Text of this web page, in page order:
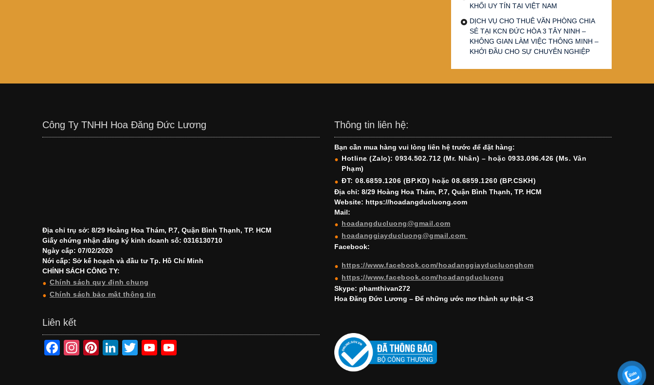
KHỐI UY TÍN TẠI VIỆT NAM
DỊCH VỤ CHO THUÊ VĂN PHÒNG CHIA
SẺ TẠI KCN ĐỨC HÒA 3 TÂY NINH –
KHÔNG GIAN LÀM VIỆC THÔNG MINH –
KHỞI ĐẦU CHO SỰ CHUYÊN NGHIỆP
Công Ty TNHH Hoa Đăng Đức Lương
Địa chỉ trụ sở: 8/29 Hoàng Hoa Thám, P.7, Quận Bình Thạnh, TP. HCM
Giấy chứng nhận đăng ký kinh doanh số: 0316130710
Ngày cấp: 07/02/2020
Nới cấp: Sở kế hoạch và đầu tư Tp. Hồ Chí Minh
CHÍNH SÁCH CÔNG TY:
Chính sách quy định chung
Chính sách bảo mật thông tin
Liên kết
F
In
Pi
Li
T
Y
Thông tin liên hệ:
Bạn cần mua hàng vui lòng liên hệ trước để đặt hàng:
Hotline (Zalo): 0934.502.712 (Mr. Nhân) – hoặc 0933.096.426 (Ms. Vân
Phạm)
ĐT: 08.6859.1206 (BP.KD) hoặc 08.6859.1260 (BP.CSKH)
Địa chỉ: 8/29 Hoàng Hoa Thám, P.7, Quận Bình Thạnh, TP. HCM
Website: https://hoadangducluong.com
Mail:
hoadangducluong@gmail.com
hoadanggiayducluong@gmail.com
Facebook:
https://www.facebook.com/hoadanggiayducluonghcm
https://www.facebook.com/hoadangducluong
Skype: phamthivan272
Hoa Đăng Đức Lương – Để những ước mơ thành sự thật <3